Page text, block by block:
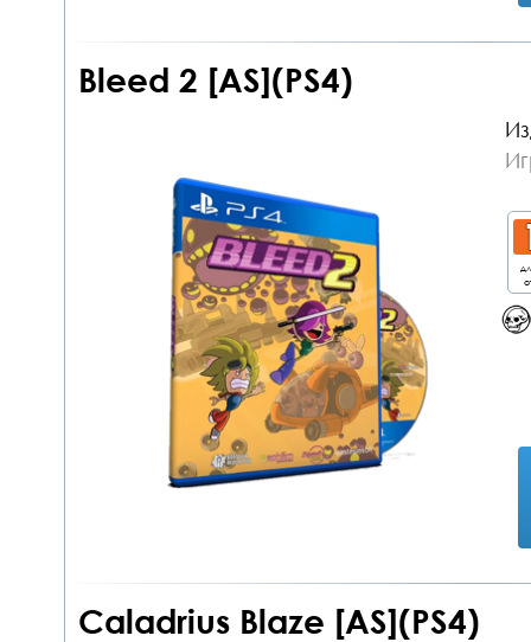
Bleed 2 [AS](PS4)
Caladrius Blaze [AS](PS4)